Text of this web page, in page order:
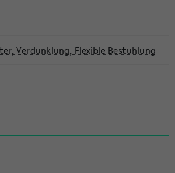
Verdunklung, Flexible Bestuhlung